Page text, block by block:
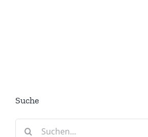
Suche
Suche